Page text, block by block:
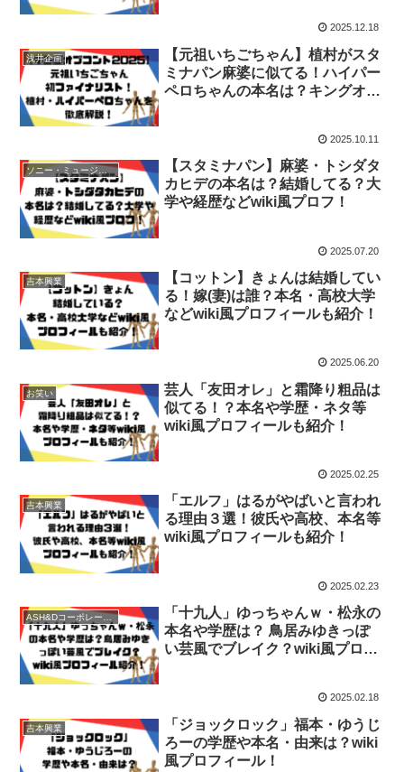
2025.12.18
浅井企画
【元祖いちごちゃん】植村がスタ
ミナパン麻婆に似てる！ハイパー
ペロちゃんの本名は？キングオブ
2025.10.11
【スタミナパン】麻婆・トシダタ
カヒデの本名は？結婚してる？大
学や経歴などwiki風プロフ！
2025.07.20
吉本興業
【コットン】きょんは結婚してい
る！嫁(妻)は誰？本名・高校大学
などwiki風プロフィールも紹介！
2025.06.20
お笑い
芸人「友田オレ」と霜降り粗品は
似てる！？本名や学歴・ネタ等
wiki風プロフィールも紹介！
2025.02.25
吉本興業
「エルフ」はるがやばいと言われ
る理由３選！彼氏や高校、本名等
wiki風プロフィールも紹介！
2025.02.23
ASH&Dコーポレーション
「十九人」ゆっちゃんｗ・松永の
本名や学歴は？ 鳥居みゆきっぽ
い芸風でブレイク？wiki風プロフ
2025.02.18
吉本興業
「ジョックロック」福本・ゆうじ
ろーの学歴や本名・由来は？wiki
風プロフィール！